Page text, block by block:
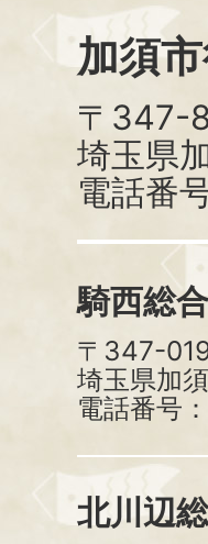
加須
〒347-
埼玉県
電話番
騎西総
〒347-
埼玉県加
電話番号
北川辺